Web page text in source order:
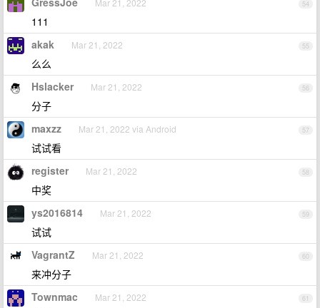
54
Mar 21, 2022
111
55
akak Mar 21, 2022
么么
56
Hslacker Mar 21, 2022
分子
57
maxzz Mar 21, 2022 via Android
试试看
58
register Mar 21, 2022
中奖
59
ys2016814 Mar 21, 2022
试试
60
VagrantZ Mar 21, 2022
来冲分子
61
Townmac Mar 21, 2022